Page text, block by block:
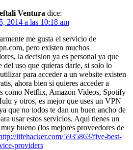
Ventura dice:
2014 a las 10:18 am
me gusta el servicio de
pero existen muchos
la decision ya es personal ya que
del uso que quieras darle, si solo lo
para acceder a un website existen
ahora bien si quieres acceder a
como Netflix, Amazon Videos, Spotify
y otros, es mejor que uses un VPN
que no todos te dan un buen ancho de
usar estos servicios. Aqui tienes un
bueno (los mejores proveedores de
lifehacker.com/5935863/five-best-
providers